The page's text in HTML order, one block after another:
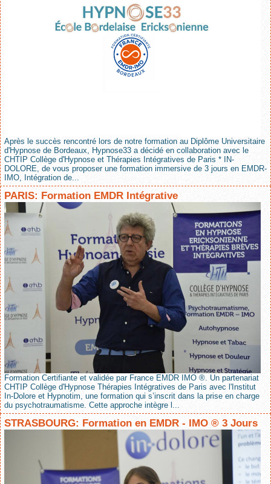
Après le succès rencontré lors de notre formation au Diplôme Universitaire
d'Hypnose de Bordeaux, Hypnose33 a décidé en collaboration avec le
CHTIP Collège d'Hypnose et Thérapies Intégratives de Paris * IN-
DOLORE, de vous proposer une formation immersive de 3 jours en EMDR-
IMO, Intégration de...
PARIS: Formation EMDR Intégrative
Formation Certifiante et validée par France EMDR IMO ®. Un partenariat
CHTIP Collège d'Hypnose Thérapies Intégratives de Paris avec l'Institut
In-Dolore et Hypnotim, une formation qui s’inscrit dans la prise en charge
du psychotraumatisme. Cette approche intègre l...
STRASBOURG: Formation en EMDR - IMO ® 3 Jours